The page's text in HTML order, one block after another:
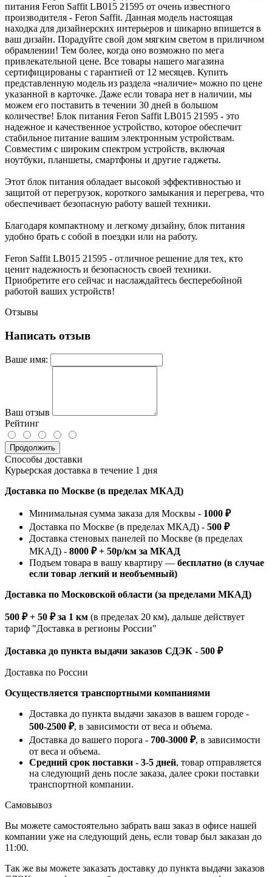
питания Feron Saffit LB015 21595 от очень известного
производителя - Feron Saffit. Данная модель настоящая
находка для дизайнерских интерьеров и шикарно впишется в
ваш дизайн. Порадуйте свой дом мягким светом в приличном
обрамлении! Тем более, когда оно возможно по мега
привлекательной цене. Все товары нашего магазина
сертифицированы с гарантией от 12 месяцев. Купить
представленную модель из раздела «наличие» можно по цене
указанной в карточке. Даже если товара нет в наличии, мы
можем его поставить в течении 30 дней в большом
количестве! Блок питания Feron Saffit LB015 21595 - это
надежное и качественное устройство, которое обеспечит
стабильное питание вашим электронным устройствам.
Совместим с широким спектром устройств, включая
ноутбуки, планшеты, смартфоны и другие гаджеты.
Этот блок питания обладает высокой эффективностью и
защитой от перегрузок, короткого замыкания и перегрева, что
обеспечивает безопасную работу вашей техники.
Благодаря компактному и легкому дизайну, блок питания
удобно брать с собой в поездки или на работу.
Feron Saffit LB015 21595 - отличное решение для тех, кто
ценит надежность и безопасность своей техники.
Приобретите его сейчас и наслаждайтесь бесперебойной
работой ваших устройств!
Отзывы
Написать отзыв
Ваше имя:
Ваш отзыв
Рейтинг
Продолжить
Способы доставки
Курьерская доставка в течение 1 дня
Доставка по Москве (в пределах МКАД)
Минимальная сумма заказа для Москвы - 1000 ₽
Доставка по Москве (в пределах МКАД) - 500 ₽
Доставка стеновых панелей по Москве (в пределах
МКАД) - 8000 ₽ + 50р/км за МКАД
Подъем товара в вашу квартиру — бесплатно (в случае
если товар легкий и необъемный)
Доставка по Московской области (за пределами МКАД)
500 ₽ + 50 ₽ за 1 км (в пределах 20 км), дальше действует
тариф "Доставка в регионы России"
Доставка до пункта выдачи заказов СДЭК - 500 ₽
Доставка по России
Осуществляется транспортными компаниями
Доставка до пункта выдачи заказов в вашем городе -
500-2500 ₽, в зависимости от веса и объема.
Доставка до вашего порога - 700-3000 ₽, в зависимости
от веса и объема.
Средний срок поставки - 3-5 дней, товар отправляется
на следующий день после заказа, далее сроки поставки
транспортной компании.
Самовывоз
Вы можете самостоятельно забрать ваш заказ в офисе нашей
компании уже на следующий день, если товар был заказан до
11:00.
Так же вы можете заказать доставку до пункта выдачи заказов